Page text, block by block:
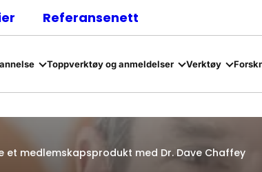
Referansenett
Toppverktøy og anmeldelser Verktøy
et medlemskapsprodukt med Dr. Dave Chaffey